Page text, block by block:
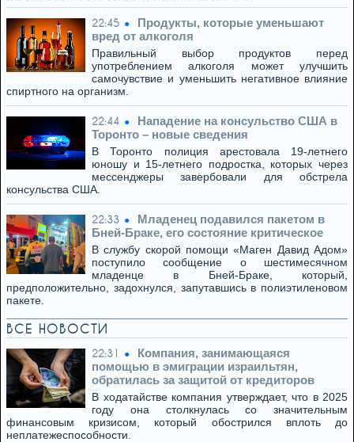
22:45
Продукты, которые уменьшают
вред от алкоголя
Правильный выбор продуктов перед
употреблением алкоголя может улучшить
самочувствие и уменьшить негативное влияние
спиртного на организм.
22:44
Нападение на консульство США в
Торонто – новые сведения
В Торонто полиция арестовала 19-летнего
юношу и 15-летнего подростка, которых через
мессенджеры завербовали для обстрела
консульства США.
22:33
Младенец подавился пакетом в
Бней-Браке, его состояние критическое
В службу скорой помощи «Маген Давид Адом»
поступило сообщение о шестимесячном
младенце в Бней-Браке, который,
предположительно, задохнулся, запутавшись в полиэтиленовом
пакете.
ВСЕ НОВОСТИ
22:31
Компания, занимающаяся
помощью в эмиграции израильтян,
обратилась за защитой от кредиторов
В ходатайстве компания утверждает, что в 2025
году она столкнулась со значительным
финансовым кризисом, который обострился вплоть до
неплатежеспособности.